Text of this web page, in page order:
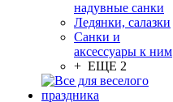
надувные санки
Ледянки, салазки
Санки и
аксессуары к ним
+ ЕЩЕ 2